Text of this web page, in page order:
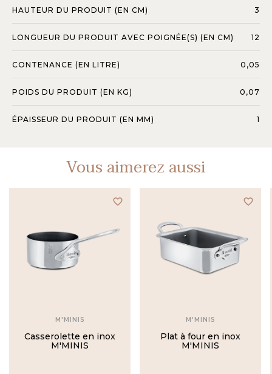
HAUTEUR DU PRODUIT (EN CM) 3
LONGUEUR DU PRODUIT AVEC POIGNÉE(S) (EN CM) 12
CONTENANCE (EN LITRE) 0,05
POIDS DU PRODUIT (EN KG) 0,07
ÉPAISSEUR DU PRODUIT (EN MM) 1
Vous aimerez aussi
favorite_border
M'MINIS
Casserolette en inox
M'MINIS
favorite_border
M'MINIS
Plat à four en inox
M'MINIS